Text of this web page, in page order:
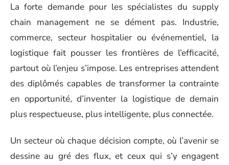
La forte demande pour les spécialistes du supply
chain management ne se dément pas. Industrie,
commerce, secteur hospitalier ou événementiel, la
logistique fait pousser les frontières de l’efficacité,
partout où l’enjeu s’impose. Les entreprises attendent
des diplômés capables de transformer la contrainte
en opportunité, d’inventer la logistique de demain
plus respectueuse, plus intelligente, plus connectée.
Un secteur où chaque décision compte, où l’avenir se
dessine au gré des flux, et ceux qui s’y engagent